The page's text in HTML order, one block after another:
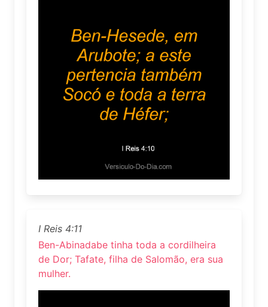
I Reis 4:11
Ben-Abinadabe tinha toda a cordilheira
de Dor; Tafate, filha de Salomão, era sua
mulher.